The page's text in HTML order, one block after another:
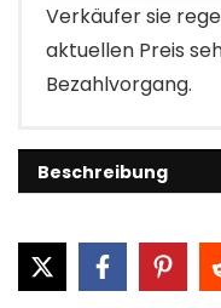
Verkäufer sie
aktuellen Preis
Bezahlvorgang.
Beschreibung